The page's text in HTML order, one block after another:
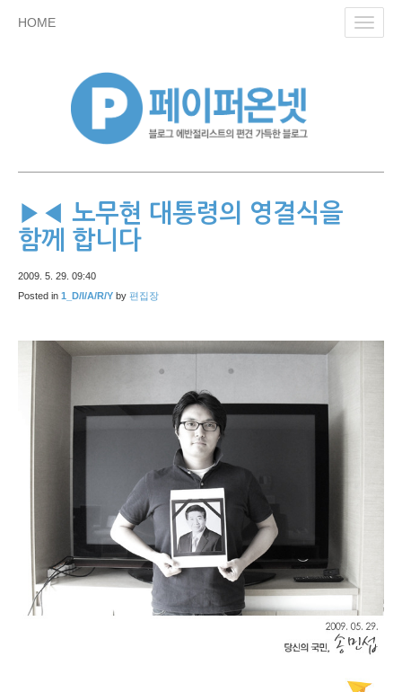
HOME
▶◀ 노무현 대통령의 영결식을
함께 합니다
2009. 5. 29. 09:40
Posted in 1_D/I/A/R/Y by 편집장